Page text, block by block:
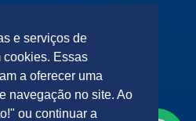
e serviços de
cookies. Essas
a oferecer uma
navegação no site. Ao
ou continuar a